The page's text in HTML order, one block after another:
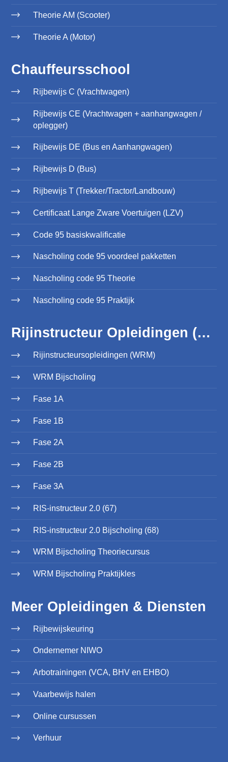
Theorie AM (Scooter)
Theorie A (Motor)
Chauffeursschool
Rijbewijs C (Vrachtwagen)
Rijbewijs CE (Vrachtwagen + aanhangwagen /
oplegger)
Rijbewijs DE (Bus en Aanhangwagen)
Rijbewijs D (Bus)
Rijbewijs T (Trekker/Tractor/Landbouw)
Certificaat Lange Zware Voertuigen (LZV)
Code 95 basiskwalificatie
Nascholing code 95 voordeel pakketten
Nascholing code 95 Theorie
Nascholing code 95 Praktijk
Rijinstructeur Opleidingen (WRM)
Rijinstructeursopleidingen (WRM)
WRM Bijscholing
Fase 1A
Fase 1B
Fase 2A
Fase 2B
Fase 3A
RIS-instructeur 2.0 (67)
RIS-instructeur 2.0 Bijscholing (68)
WRM Bijscholing Theoriecursus
WRM Bijscholing Praktijkles
Meer Opleidingen & Diensten
Rijbewijskeuring
Ondernemer NIWO
Arbotrainingen (VCA, BHV en EHBO)
Vaarbewijs halen
Online cursussen
Verhuur